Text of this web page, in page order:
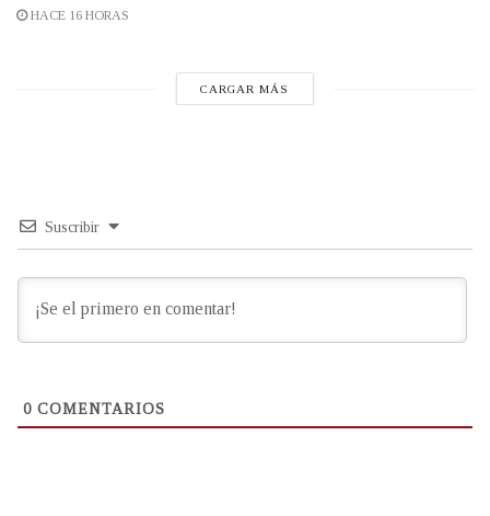
HACE 16 HORAS
CARGAR MÁS
Suscribir
0 COMENTARIOS